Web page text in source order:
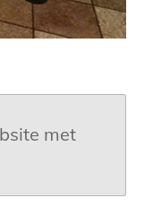
met